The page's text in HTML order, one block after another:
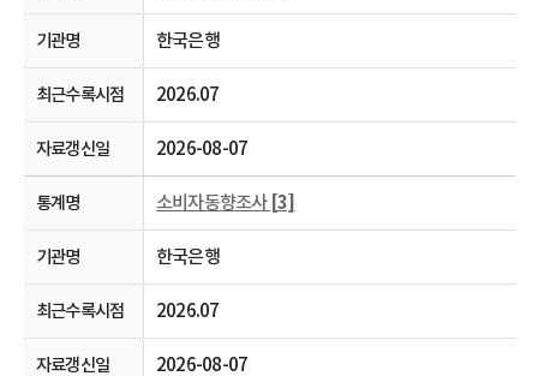
한국은행
2026.07
2026-08-07
소비자동향조사 [3]
한국은행
2026.07
2026-08-07